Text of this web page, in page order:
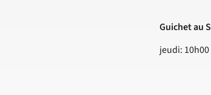
Guichet au
jeudi: